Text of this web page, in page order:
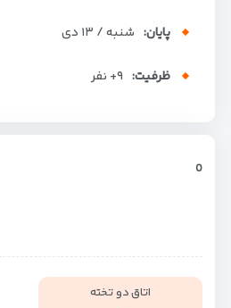
پایان: شنبه / ۱۳ دی
ظرفیت: +۹ نفر
0
اتاق دو تخته